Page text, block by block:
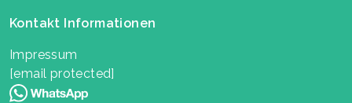
Kontakt Informationen
Impressum
[email protected]